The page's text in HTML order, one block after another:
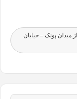
میدان پونک – خیابان